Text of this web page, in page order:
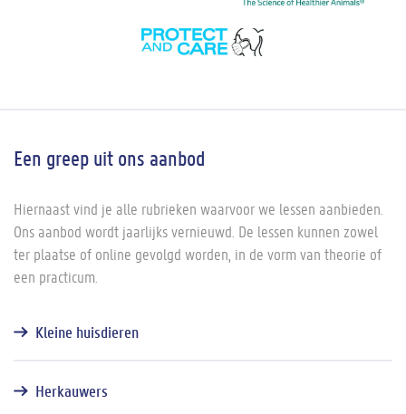
Een greep uit ons aanbod
Hiernaast vind je alle rubrieken waarvoor we lessen aanbieden.
Ons aanbod wordt jaarlijks vernieuwd. De lessen kunnen zowel
ter plaatse of online gevolgd worden, in de vorm van theorie of
een practicum.
Kleine huisdieren
Herkauwers